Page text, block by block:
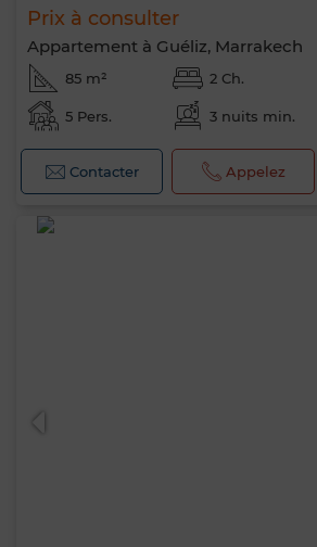
Prix à consulter
Appartement à Guéliz, Marrakech
85 m² 2 Ch.
5 Pers. 3 nuits min.
Contacter Appelez